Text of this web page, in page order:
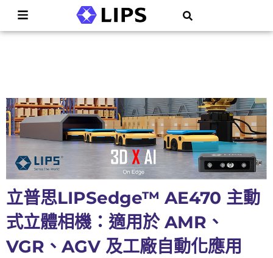
立普思LIPSedge™ AE470 主動
式立體相機：適用於 AMR、
VGR、AGV 及工廠自動化應用